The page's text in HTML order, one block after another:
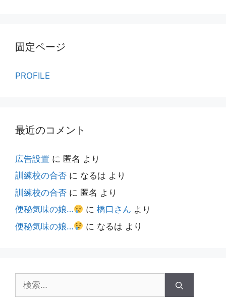
固定ページ
PROFILE
最近のコメント
広告設置 に 匿名 より
訓練校の合否 に なるは より
訓練校の合否 に 匿名 より
便秘気味の娘…
に橋口さん より
便秘気味の娘…
に なるは より
索: